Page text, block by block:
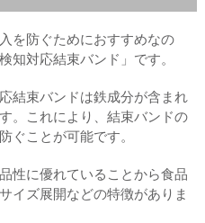
を防ぐためにおすすめなの
知対応結束バンド」です。
結束バンドは鉄成分が含まれ
。これにより、結束バンドの
ぐことが可能です。
性に優れていることから食品
イズ展開などの特徴がありま